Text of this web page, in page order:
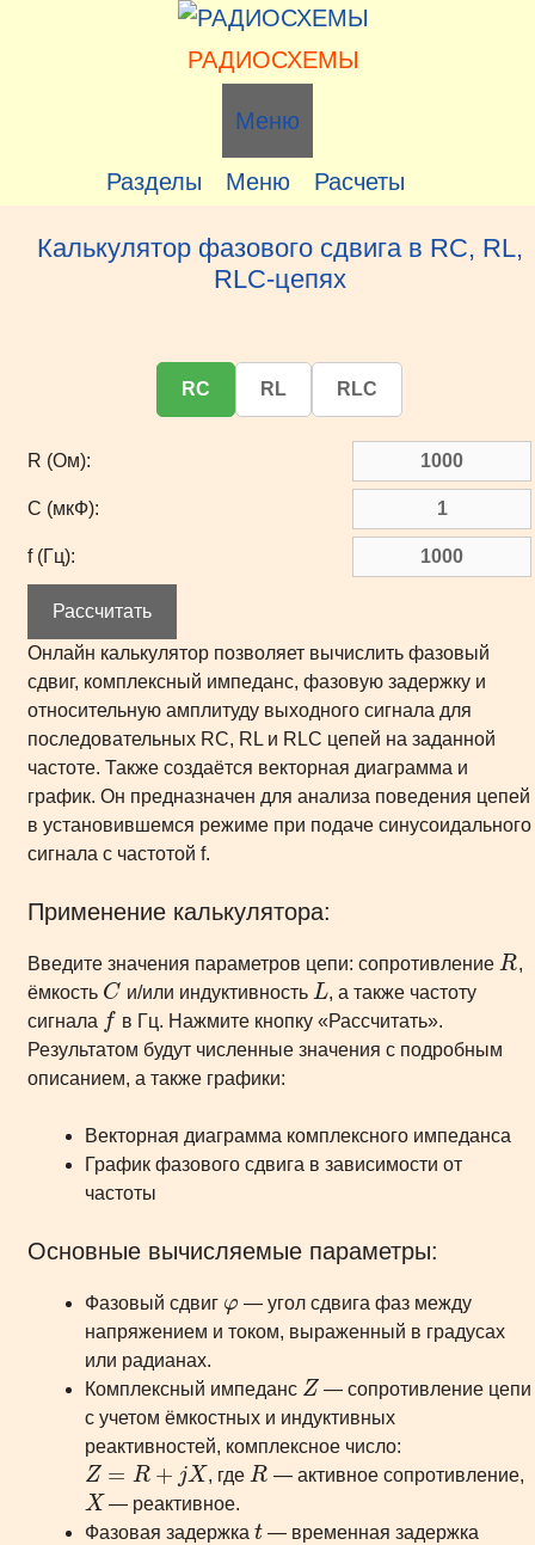
РАДИОСХЕМЫ
Меню
Разделы Меню Расчеты
Калькулятор фазового сдвига в RC, RL,
RLC-цепях
RC RL RLC
R (Ом):
C (мкФ):
f (Гц):
Рассчитать
Онлайн калькулятор позволяет вычислить фазовый
сдвиг, комплексный импеданс, фазовую задержку и
относительную амплитуду выходного сигнала для
последовательных RC, RL и RLC цепей на заданной
частоте. Также создаётся векторная диаграмма и
график. Он предназначен для анализа поведения цепей
в установившемся режиме при подаче синусоидального
сигнала с частотой f.
Применение калькулятора:
Введите значения параметров цепи: сопротивление R,
ёмкость C и/или индуктивность L, а также частоту
сигнала f в Гц. Нажмите кнопку «Рассчитать».
Результатом будут численные значения с подробным
описанием, а также графики:
Векторная диаграмма комплексного импеданса
График фазового сдвига в зависимости от
частоты
Основные вычисляемые параметры:
Фазовый сдвиг φ — угол сдвига фаз между
напряжением и током, выраженный в градусах
или радианах.
Комплексный импеданс Z — сопротивление цепи
с учетом ёмкостных и индуктивных
реактивностей, комплексное число:
Z = R + jX, где R — активное сопротивление,
X — реактивное.
Фазовая задержка t — временная задержка